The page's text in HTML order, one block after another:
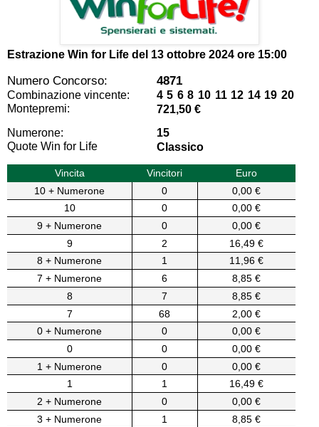
Estrazione Win for Life del 13 ottobre 2024 ore 15:00
Numero Concorso: 4871
Combinazione vincente:
4 5 6 8 10 11 12 14 19 20
Montepremi:
721,50 €
Numerone:
15
Quote Win for Life
Classico
Vincita Vincitori
Euro
10 + Numerone
0
0,00 €
10
0
0,00 €
9 + Numerone
0
0,00 €
9
2
16,49 €
8 + Numerone
1
11,96 €
7 + Numerone
6
8,85 €
8
7
8,85 €
7
68
2,00 €
0 + Numerone
0
0,00 €
0
0
0,00 €
1 + Numerone
0
0,00 €
1
1
16,49 €
2 + Numerone
0
0,00 €
3 + Numerone
1
8,85 €